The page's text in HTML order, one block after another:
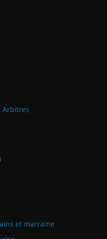
Arbitres
et marraine